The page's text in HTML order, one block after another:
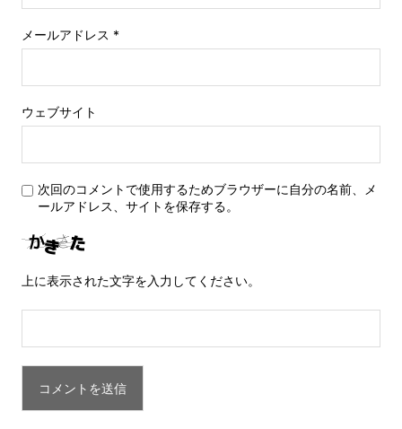
メールアドレス *
ウェブサイト
次回のコメントで使用するためブラウザーに自分の名前、メ
ールアドレス、サイトを保存する。
上に表示された文字を入力してください。